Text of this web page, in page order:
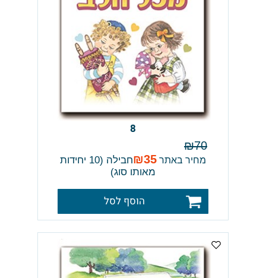
8
₪70
מחיר באתר ₪35
חבילה (10 יחידות
מאותו סוג)
הוסף לסל